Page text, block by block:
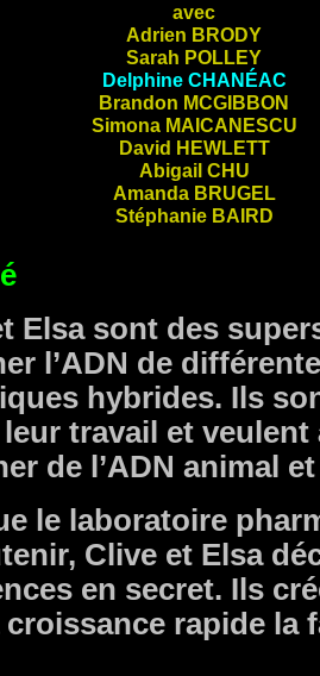
avec
Adrien BRODY
Sarah POLLEY
Delphine CHANÉAC
Brandon MCGIBBON
Simona MAICANESCU
David HEWLETT
Abigail CHU
Amanda BRUGEL
Stéphanie BAIRD
Elsa sont des
l’ADN de
hybrides. Ils
travail et veulent
de l’ADN animal
le laboratoire
Clive et Elsa
en secret. Ils
rapide la